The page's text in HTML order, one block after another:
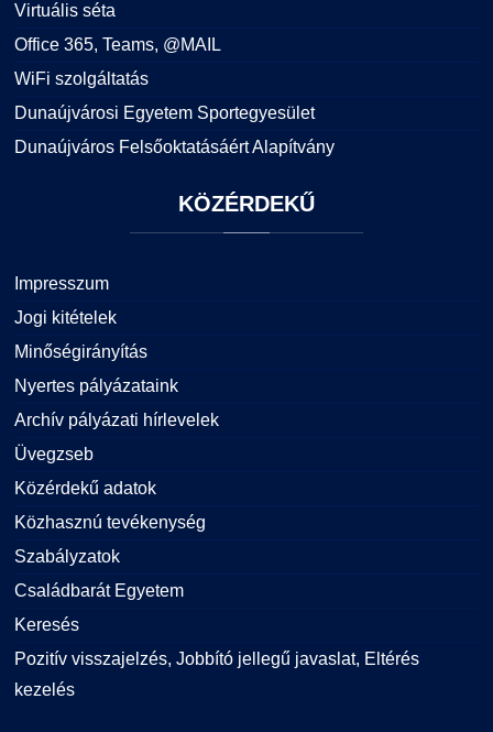
Virtuális séta
Office 365, Teams, @MAIL
WiFi szolgáltatás
Dunaújvárosi Egyetem Sportegyesület
Dunaújváros Felsőoktatásáért Alapítvány
KÖZÉRDEKŰ
Impresszum
Jogi kitételek
Minőségirányítás
Nyertes pályázataink
Archív pályázati hírlevelek
Üvegzseb
Közérdekű adatok
Közhasznú tevékenység
Szabályzatok
Családbarát Egyetem
Keresés
Pozitív visszajelzés, Jobbító jellegű javaslat, Eltérés
kezelés